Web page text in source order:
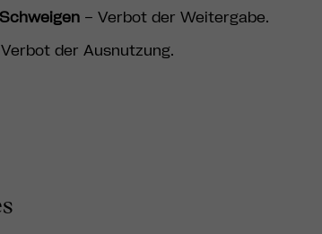
– Verbot der Weitergabe.
der Ausnutzung.